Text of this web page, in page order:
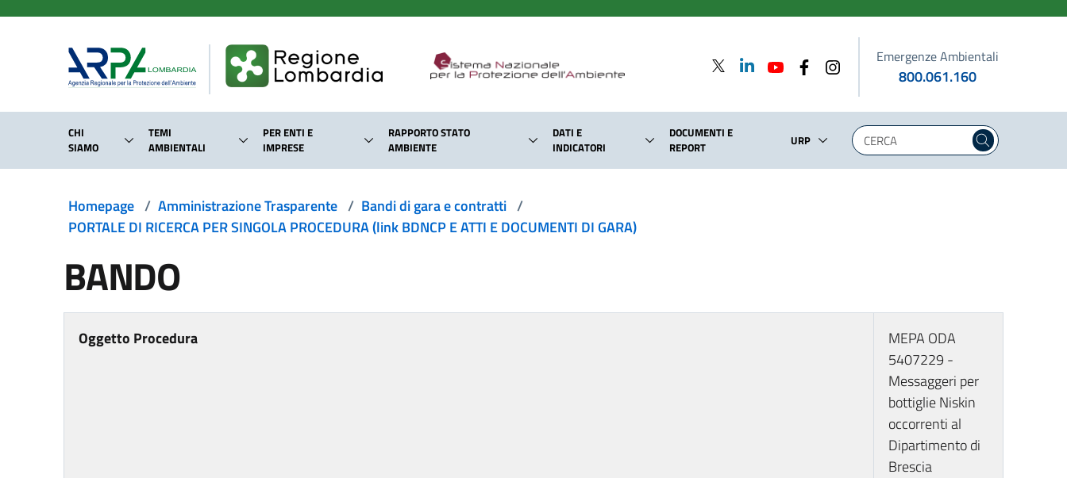
Emergenze Ambientali
800.061.160
CHI
SIAMO
TEMI
AMBIENTALI
PER ENTI E
IMPRESE
RAPPORTO STATO
AMBIENTE
DATI E
INDICATORI
DOCUMENTI E
REPORT
URP
Homepage / Amministrazione Trasparente / Bandi di gara e contratti /
PORTALE DI RICERCA PER SINGOLA PROCEDURA (link BDNCP E ATTI E DOCUMENTI DI GARA)
BANDO
Oggetto Procedura
MEPA ODA
5407229 -
Messaggeri per
bottiglie Niskin
occorrenti al
Dipartimento di
Brescia